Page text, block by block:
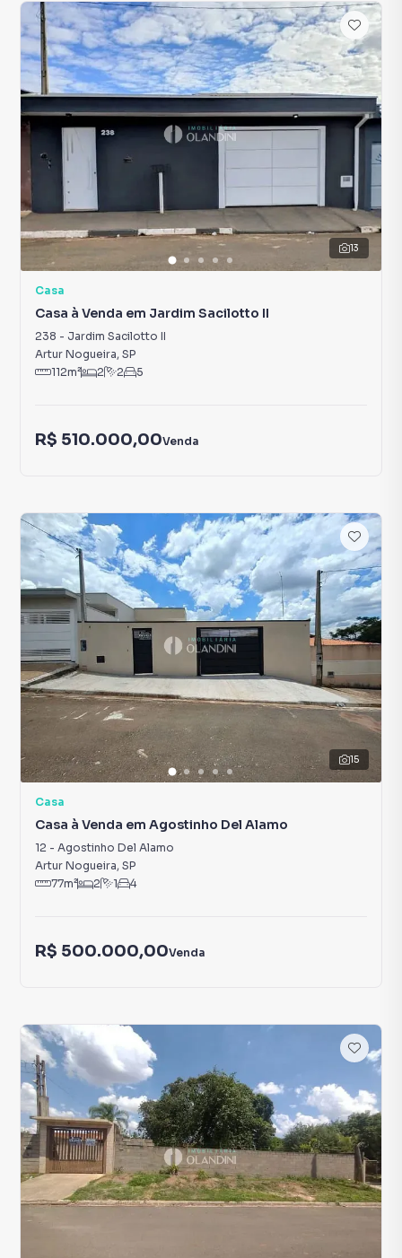
13
Casa
Casa à Venda em Jardim Sacilotto II
238 - Jardim Sacilotto II
Artur Nogueira, SP
112m² 2 2 5
R$ 510.000,00Venda
15
Casa
Casa à Venda em Agostinho Del Alamo
12 - Agostinho Del Alamo
Artur Nogueira, SP
77m² 2 1 4
R$ 500.000,00Venda